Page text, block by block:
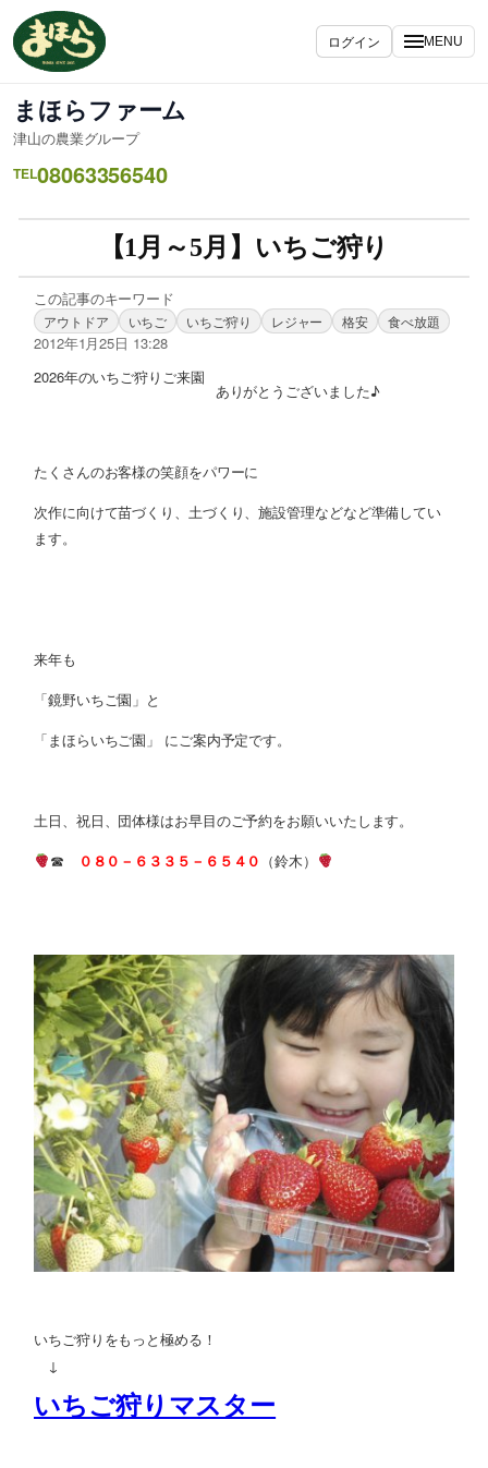
ログイン MENU
まほらファーム
津山の農業グループ
TEL08063356540
【1月～5月】いちご狩り
この記事のキーワード
アウトドア いちご いちご狩り レジャー 格安 食べ放題
2012年1月25日 13:28
2026年のいちご狩りご来園
ありがとうございました♪
たくさんのお客様の笑顔をパワーに
次作に向けて苗づくり、土づくり、施設管理などなど準備してい
ます。
来年も
「鏡野いちご園」と
「まほらいちご園」 にご案内予定です。
土日、祝日、団体様はお早目のご予約をお願いいたします。
☎
０８０－６３３５－６５４０ （鈴木）
いちご狩りをもっと極める！
↓
いちご狩りマスター